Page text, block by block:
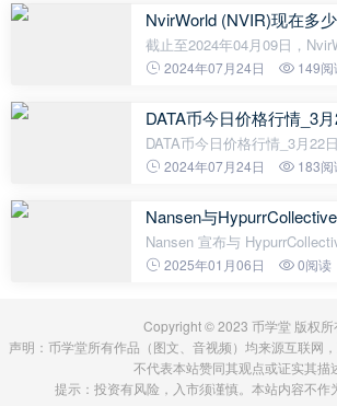
CEO 消息传出当天，后者股价
NvirWorld (NVIR)现在多
截止至2024年04月09日，
最新价格是0.016794美元，约
价$0.0163美元，24H成交额
2024年07月24日 149阅
DATA币今日价格行情_3
DATA币今日价格行情_3月22
分析截止至2024年03月22日，
最近24小时最高价是
2024年07月24日 183阅
Nansen与
Nansen 宣布与
系，旨在促进 Hyperliquid 生
2025年01月06日 0阅读
Copyright © 2023 币学堂 版权所
声明：币学堂所有作品（图文、音视频）均来源互联网
不代表本站赞同其观点或证实其描
提示：投资有风险，入市须谨慎。本站内容不作